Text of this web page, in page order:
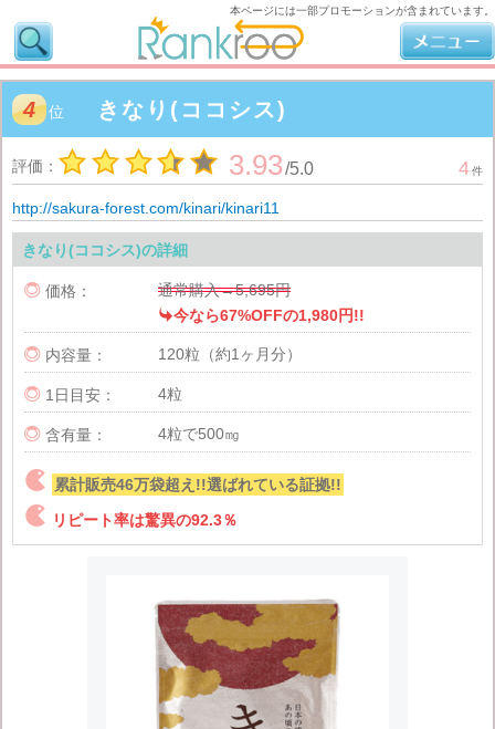
4 位 きなり(ココシス)
評価： 3.93/5.0 4件
http://sakura-forest.com/kinari/kinari11
きなり(ココシス)の詳細
 価格： 通常購入→5,695円
今なら67%OFFの1,980円!!
 内容量： 120粒（約1ヶ月分）
 1日目安： 4粒
 含有量： 4粒で500㎎
 累計販売46万袋超え!!選ばれている証拠!!
 リピート率は驚異の92.3％
本ページには一部プロモーションが含まれています。